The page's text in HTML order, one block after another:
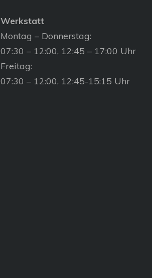
Werkstatt
Montag – Donnerstag:
07:30 – 12:00, 12:45 – 17:00 Uhr
Freitag:
07:30 – 12:00, 12:45-15:15 Uhr